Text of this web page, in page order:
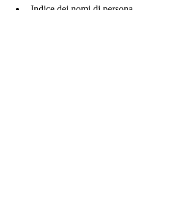
Indice dei nomi di persona